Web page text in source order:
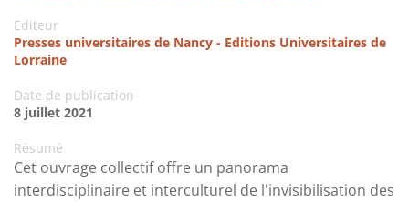
Editeur
Presses universitaires de Nancy - Editions Universitaires de
Lorraine
Date de publication
8 juillet 2021
Résumé
Cet ouvrage collectif offre un panorama
interdisciplinaire et interculturel de l'invisibilisation des